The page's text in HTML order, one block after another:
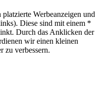
Werbeanzeigen und
Diese sind mit einem *
Durch das Anklicken der
wir einen kleinen
zu verbessern.